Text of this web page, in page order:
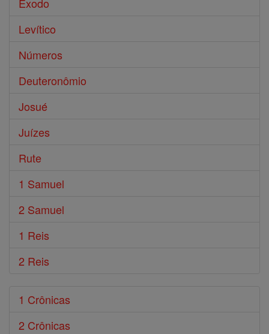
Êxodo
Levítico
Números
Deuteronômio
Josué
Juízes
Rute
1 Samuel
2 Samuel
1 Reis
2 Reis
1 Crônicas
2 Crônicas